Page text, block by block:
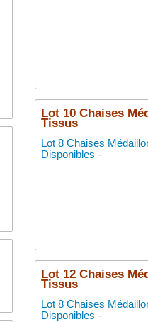
Lot 10 Chaises
Tissus
Lot 8 Chaises
Disponibles -
Lot 12 Chaises
Tissus
Lot 8 Chaises
Disponibles -